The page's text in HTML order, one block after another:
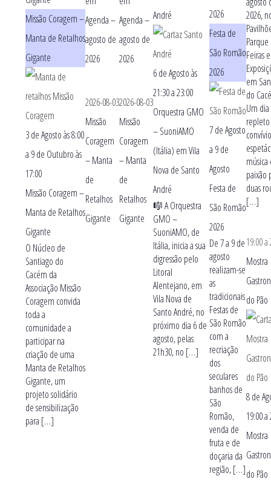
Missão Coragem –
Manta de Retalhos
Gigante
3 de Agosto às 8:00
a 9 de Outubro às
17:00
Missão Coragem –
Manta de Retalhos
Gigante
O Núcleo de
Santiago do
Cacém da
Associação Missão
Coragem convida
toda a
comunidade a
participar na
criação de uma
Manta de Retalhos
Gigante, um
projeto solidário
de sensibilização
para […]
Agenda –
agosto de
2026
2026-08-03
Missão
Coragem
– Manta
de
Retalhos
Gigante
Agenda –
agosto de
2026
2026-08-03
Missão
Coragem
– Manta
de
Retalhos
Gigante
André
6 de Agosto às
21:30a23:00
Orquestra GMO
– SuoniAMO
(Itália) em Vila
Nova de Santo
André
🎼 A Orquestra
GMO –
SuoniAMO, de
Itália, inicia a sua
digressão pelo
Litoral
Alentejano, em
Vila Nova de
Santo André, no
próximo dia 6 de
agosto, pelas
21h30, no […]
2026
Festa de
São Romão
2026
7 de Agosto
a 9 de
Agosto
Festa de
São Romão
2026
De 7 a 9 de
agosto
realizam-se
as
tradicionais
Festas de
São Romão
com a
recriação
dos
seculares
banhos de
São
Romão,
venda de
fruta e de
doçaria da
região, […]
2026,
Feiras e
em
do
Um dia
música
paixão
duas
[…]
19:00a
Mostra
do Pão
8 de
19:00a
Mostra
do Pão